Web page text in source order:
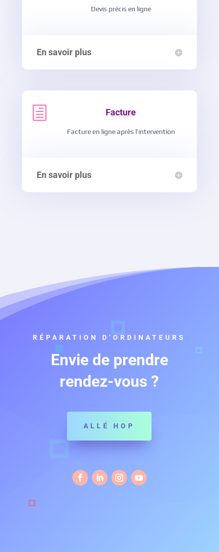
Devis précis en ligne
En savoir plus
h Facture
Facture en ligne après l’intervention
En savoir plus
RÉPARATION D’ORDINATEURS
Envie de prendre
rendez-vous ?
ALLÉ HOP